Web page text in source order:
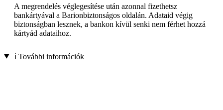
A megrendelés véglegesítése után azonnal fizethetsz
bankártyával a Barionbiztonságos oldalán. Adataid végig
biztonságban lesznek, a bankon kívül senki nem férhet hozzá
kártyád adataihoz.
ℹ️ További információk